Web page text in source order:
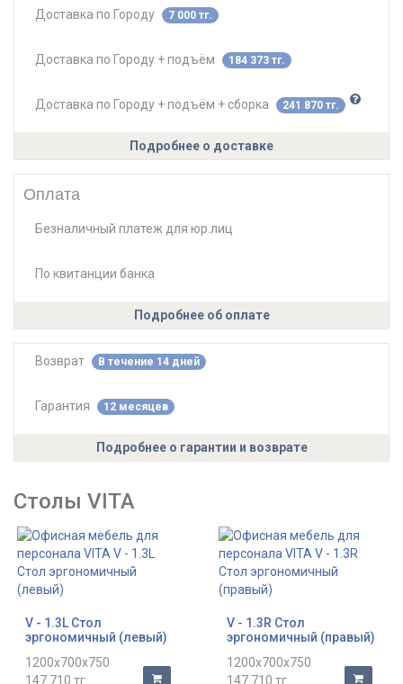
Доставка по Городу 7 000 тг.
Доставка по Городу + подъём 184 373 тг.
Доставка по Городу + подъём + сборка 241 870 тг.
Подробнее о доставке
Оплата
Безналичный платеж для юр.лиц
По квитанции банка
Подробнее об оплате
Возврат В течение 14 дней
Гарантия 12 месяцев
Подробнее о гарантии и возврате
Столы VITA
V - 1.3L Стол
эргономичный (левый)
1200x700x750
147 710 тг.
V - 1.3R Стол
эргономичный (правый)
1200x700x750
147 710 тг.